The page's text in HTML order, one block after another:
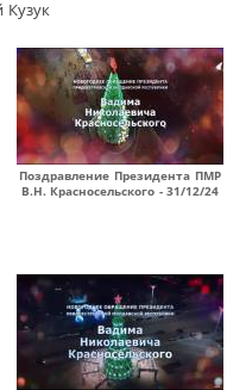
Кузук
Поздравление Президента ПМР
В.Н. Красносельского - 31/12/24